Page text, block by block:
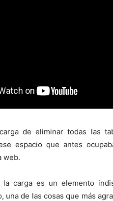
de eliminar todas las
espacio que antes
web.
la carga es un elemento
una de las cosas que más